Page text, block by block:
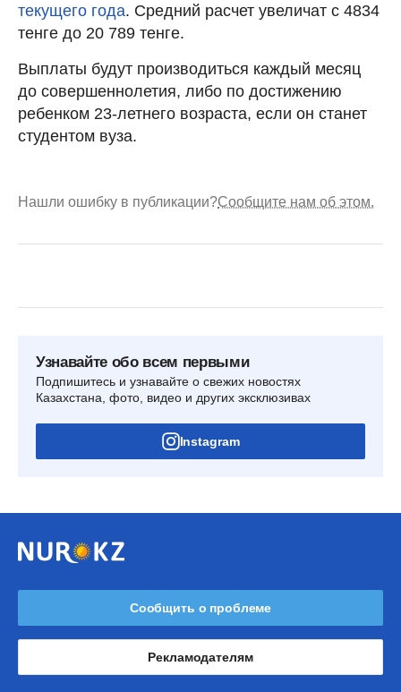
текущего года. Средний расчет увеличат с 4834
тенге до 20 789 тенге.
Выплаты будут производиться каждый месяц
до совершеннолетия, либо по достижению
ребенком 23-летнего возраста, если он станет
студентом вуза.
Нашли ошибку в публикации?Сообщите нам об этом.
Узнавайте обо всем первыми
Подпишитесь и узнавайте о свежих новостях
Казахстана, фото, видео и других эксклюзивах
Instagram
Сообщить о проблеме
Рекламодателям